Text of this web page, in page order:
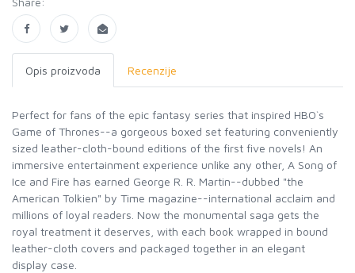
Opis proizvoda Recenzije
Perfect for fans of the epic fantasy series that inspired HBO`s
Game of Thrones--a gorgeous boxed set featuring conveniently
sized leather-cloth-bound editions of the first five novels! An
immersive entertainment experience unlike any other, A Song of
Ice and Fire has earned George R. R. Martin--dubbed "the
American Tolkien" by Time magazine--international acclaim and
millions of loyal readers. Now the monumental saga gets the
royal treatment it deserves, with each book wrapped in bound
leather-cloth covers and packaged together in an elegant
display case.